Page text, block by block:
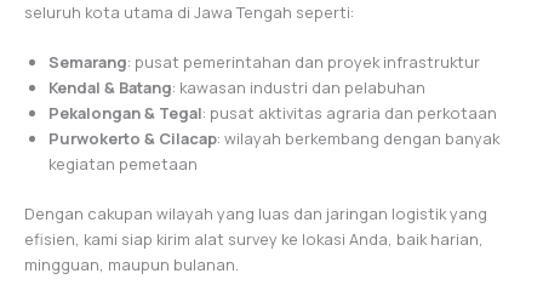
seluruh kota utama di Jawa Tengah seperti:
Semarang: pusat pemerintahan dan proyek infrastruktur
Kendal & Batang: kawasan industri dan pelabuhan
Pekalongan & Tegal: pusat aktivitas agraria dan perkotaan
Purwokerto & Cilacap: wilayah berkembang dengan banyak
kegiatan pemetaan
Dengan cakupan wilayah yang luas dan jaringan logistik yang
efisien, kami siap kirim alat survey ke lokasi Anda, baik harian,
mingguan, maupun bulanan.